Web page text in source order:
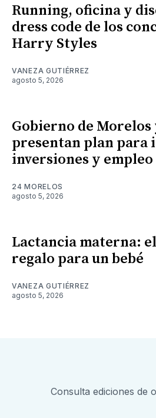
Running, oficina y
dress code de los
Harry Styles
VANEZA GUTIÉRREZ
agosto 5, 2026
Gobierno de
presentan plan para
inversiones y empleo
24 MORELOS
agosto 5, 2026
Lactancia materna:
regalo para un bebé
VANEZA GUTIÉRREZ
agosto 5, 2026
Consulta ediciones de